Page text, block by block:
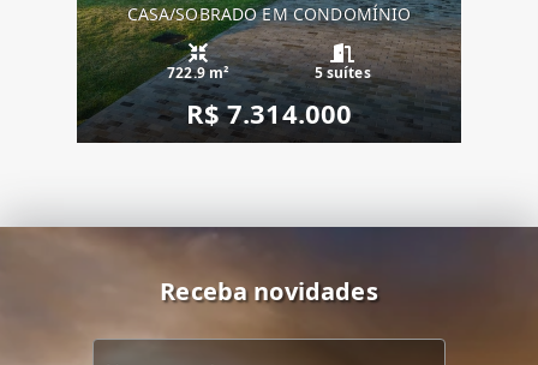
CASA/SOBRADO EM CONDOMÍNIO
722.9 m² 5 suítes
R$ 7.314.000
Receba novidades